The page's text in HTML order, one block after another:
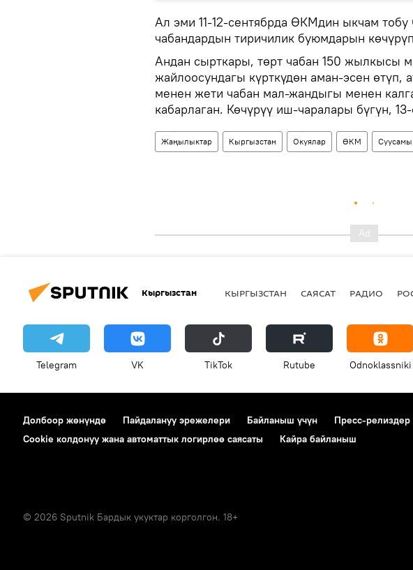
Ал эми 11-12-сентябрда ӨКМдин ыкчам
чабандардын тиричилик буюмдарын
Андан сырткары, төрт чабан 150 жылкысы
жайлоосундагы күрткүдөн аман-эсен өтүп,
менен жети чабан мал-жандыгы менен
кабарлаган. Көчүрүү иш-чаралары бүгүн,
Жаңылыктар Кыргызстан Окуялар ӨКМ
Кыргызстан КЫРГЫЗСТАН САЯСАТ РАДИО
Telegram VK ТikТоk Rutube Odnoklassniki
Долбоор жөнүндө Пайдалануу эрежелери Байланыш үчүн Пресс-релиздер
Cookie колдонуу жана автоматтык логирлөө саясаты
Кайра байланыш
© 2026 Sputnik Бардык укуктар корголгон. 18+